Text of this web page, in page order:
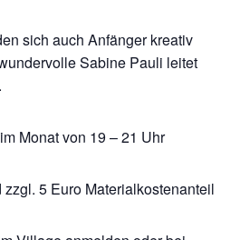
sich auch Anfänger kreativ
Sabine Pauli leitet
Monat von 19 – 21 Uhr
5 Euro Materialkostenanteil